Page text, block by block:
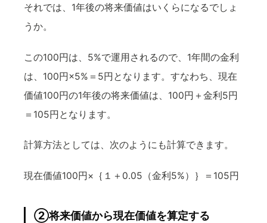
それでは、1年後の将来価値はいくらになるでしょ
うか。
この100円は、5%で運用されるので、1年間の金利
は、100円×5%＝5円となります。すなわち、現在
価値100円の1年後の将来価値は、100円＋金利5円
＝105円となります。
計算方法としては、次のようにも計算できます。
現在価値100円×｛１＋0.05（金利5%）｝＝105円
②将来価値から現在価値を算定する